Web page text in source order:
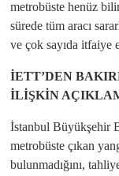
metrobüste henüz
sürede tüm aracı
ve çok sayıda itfaiye
İETT’DEN
İLİŞKİN
İstanbul Büyükşehir
metrobüste çıkan
bulunmadığını,